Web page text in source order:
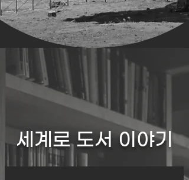
또한, 학교 교과서와의 연계성과
대입 수능, 한국사 검정시험 등에서 실질적으로 접할
수 있는
​문제 해결 능력까지 아이들이
습득할 수 있도록 수업을 진행합니다.
​세계로의 수업을 거쳐간 학생들은
'자기주도적' 학습 능력을
자연스럽게 익히게 됩니다.
세계로 도서 이야기